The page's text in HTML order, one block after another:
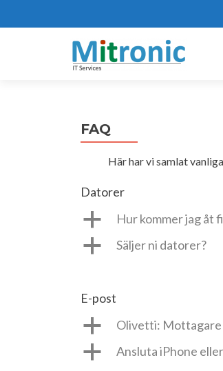
FAQ
Här har vi samlat
Datorer
a Hur kommer jag åt
a Säljer ni datorer?
E-post
a Olivetti: Mottagare
a Ansluta iPhone